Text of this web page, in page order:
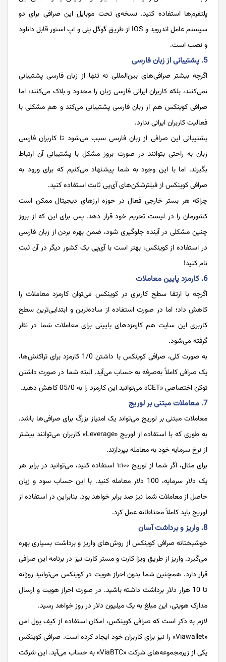
پلتفرم‌ها استفاده کنید. نسخه‌ی تحت موبایل این صرافی برای دو
سیستم عامل اندروید و IOS از طریق گوگل پلی و اپ استور قابل دانلود
و نصب است.
5. پشتیبانی از زبان فارسی
اگرچه بیشتر صرافی‌های بین‌المللی نه تنها از زبان فارسی پشتیبانی
نمی‌کنند، بلکه کاربران ایرانی فارسی زبان را محدود و بلاک می‌کنند؛ اما
صرافی کوینکس هم از زبان فارسی پشتیبانی می‌کند و هم مشکلی با
فعالیت کاربران ایرانی ندارد.
پشتیبانی این صرافی از زبان فارسی سبب می‌شود تا کاربران فارسی
زبان به راحتی بتوانند در صورت بروز مشکل با پشتیبانی آن ارتباط
بگیرند. اما با این وجود به شما پیشنهاد می‌کنیم که برای ورود به
صرافی کوینکس از فیلترشکن‌های آی‌پی ثابت استفاده کنید.
چراکه هر بستر خارجی فعال در حوزه ارزهای دیجیتال ممکن است
کشورمان را در لیست تحریم خود قرار دهد. پس برای این که از بروز
چنین مشکلی در آینده جلوگیری شود، ضمن بهره بردن از زبان فارسی
در استفاده از کوینکس، بهتر است با آی‌پی یک کشور دیگر در آن ثبت
نام کنید!
6. کارمزد پایین معاملات
اگرچه با ارتقا سطح کاربری در کوینکس می‌توان کارمزد معاملات را
کاهش داد؛ اما در صورت استفاده از ساده‌ترین و ابتدایی‌ترین سطح
کاربری این سایت هم کارمزدهای پایینی برای معاملات شما در نظر
گرفته می‌شود.
به صورت کلی، صرافی کوینکس با داشتن 1/0 کارمزد برای تراکنش‌ها،
یک صرافی کاملاً به‌صرفه به حساب می‌آید. البته شما در صورت داشتن
توکن اختصاصی «CET» می‌توانید این کارمزد را به 05/0 کاهش دهید.
7. معاملات مبتنی بر لوریج
معاملات مبتنی بر لوریج می‌تواند یک امتیاز بزرگ برای صرافی‌ها باشد.
به طوری که با استفاده از لوریج «Leverage» کاربران می‌توانند بیشتر
از نرخ سرمایه خود به معامله بپردازند.
برای مثال، ‌اگر شما از لوریج ۱:۱۰۰ استفاده کنید، می‌توانید در برابر هر
یک دلار سرمایه، 100 دلار معامله کنید. با این حساب سود و زیان
حاصل از معاملات شما نیز صد برابر خواهد بود. بنابراین در استفاده از
لوریج باید کاملاً محتاطانه عمل کرد.
8. واریز و برداشت آسان
خوشبختانه صرافی کوینکس از روش‌های واریز و برداشت بسیاری بهره
می‌گیرد. واریز از طریق ویزا کارت و مستر کارت نیز در برنامه این صرافی
قرار دارد. همچنین شما بدون احراز هویت در کوینکس می‌توانید روزانه
تا 10 هزار دلار برداشت داشته باشید. در صورت احراز هویت و ارسال
مدارک هویتی، این مبلغ به یک میلیون دلار در روز خواهد رسید.
لازم به ذکر است که صرافی کوینکس، امکان استفاده از کیف پول امن
«Viawallet» را نیز برای کاربران خود ایجاد کرده است. صرافی کوینکس
یکی از زیرمجموعه‌های شرکت «ViaBTC» به حساب می‌آید. این شرکت